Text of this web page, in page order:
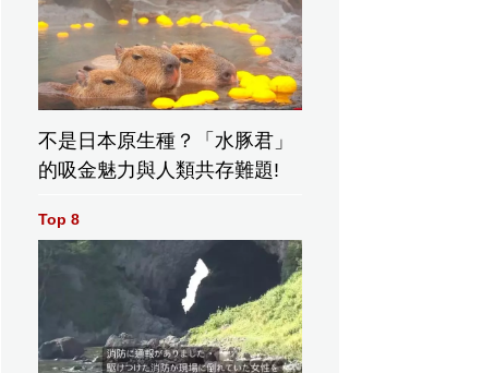
不是日本原生種？「水豚君」
的吸金魅力與人類共存難題!
Top 8